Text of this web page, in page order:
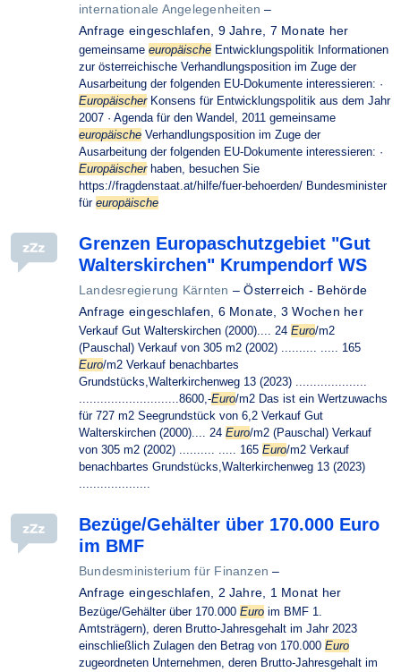
internationale Angelegenheiten –
Anfrage eingeschlafen, 9 Jahre, 7 Monate her
gemeinsame europäische Entwicklungspolitik Informationen
zur österreichische Verhandlungsposition im Zuge der
Ausarbeitung der folgenden EU-Dokumente interessieren: ·
EuropäischerKonsens für Entwicklungspolitik aus dem Jahr
2007 · Agenda für den Wandel, 2011 gemeinsame
europäische Verhandlungsposition im Zuge der
Ausarbeitung der folgenden EU-Dokumente interessieren: ·
Europäischerhaben, besuchen Sie
https://fragdenstaat.at/hilfe/fuer-behoerden/ Bundesminister
für europäische
Grenzen Europaschutzgebiet "Gut
Walterskirchen" Krumpendorf WS
Landesregierung Kärnten –Österreich - Behörde
Anfrage eingeschlafen, 6 Monate, 3 Wochen her
Verkauf Gut Walterskirchen (2000).... 24 Euro/m2
(Pauschal) Verkauf von 305 m2 (2002) .......... ..... 165
Euro/m2 Verkauf benachbartes
Grundstücks,Walterkirchenweg 13 (2023) ....................
............................8600,-Euro/m2 Das ist ein Wertzuwachs
für 727 m2 Seegrundstück von 6,2 Verkauf Gut
Walterskirchen (2000).... 24 Euro/m2 (Pauschal) Verkauf
von 305 m2 (2002) .......... ..... 165 Euro/m2 Verkauf
benachbartes Grundstücks,Walterkirchenweg 13 (2023)
....................
Bezüge/Gehälter über 170.000 Euro
im BMF
Bundesministerium für Finanzen –
Anfrage eingeschlafen, 2 Jahre, 1 Monat her
Bezüge/Gehälter über 170.000 Euro im BMF 1.
Amtsträgern), deren Brutto-Jahresgehalt im Jahr 2023
einschließlich Zulagen den Betrag von 170.000 Euro
zugeordneten Unternehmen, deren Brutto-Jahresgehalt im